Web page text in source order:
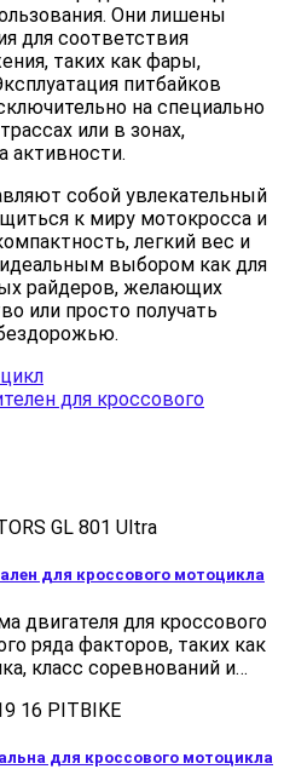
Они лишены
для соответствия
таких как фары,
питбайков
на специально
или в зонах,
активности.
собой увлекательный
к миру мотокросса и
легкий вес и
выбором как для
райдеров, желающих
или просто получать
для кроссового
для кроссового мотоцикла
двигателя для кроссового
ряда факторов, таких как
класс соревнований и…
для кроссового мотоцикла